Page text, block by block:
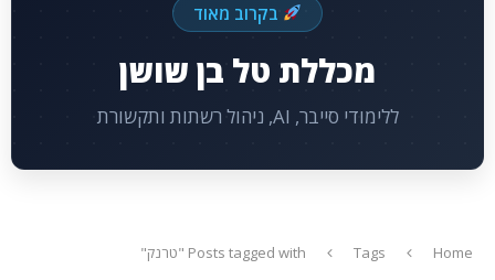
בקרוב מאוד
מכללת טל בן שושן
ללימודי סייבר, AI, ניהול רשתות ותקשורת
Home
Tags Posts tagged with "טרנק"